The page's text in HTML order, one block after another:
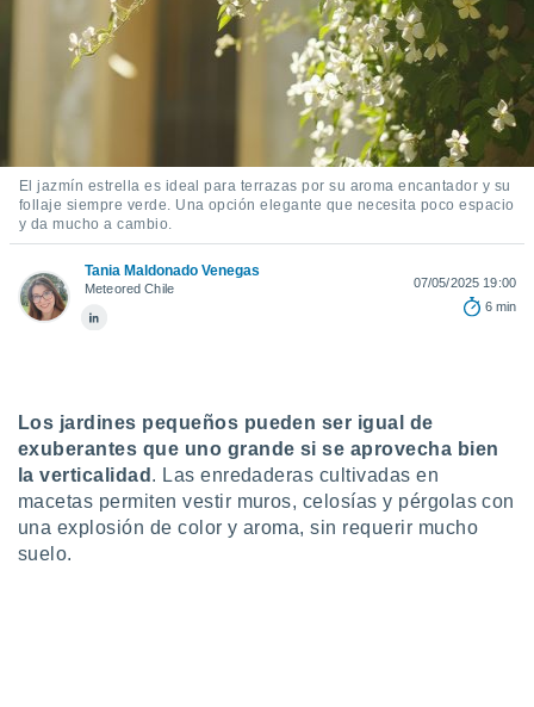
nuestros
nos
y análisis
como
perfil
más
nuestra
CONTINUAR
CONFIGURACIÓN
El jazmín estrella es ideal para terrazas por su aroma encantador y su
follaje siempre verde. Una opción elegante que necesita poco espacio
y da mucho a cambio.
Tania Maldonado Venegas
Meteored Chile
07/05/2025 19:00
6 min
Los jardines pequeños pueden ser igual de
exuberantes que uno grande si se aprovecha bien
laverticalidad . Las enredaderas cultivadas en
macetas permiten vestir muros, celosías y pérgolas con
una explosión de color y aroma, sin requerir mucho
suelo.